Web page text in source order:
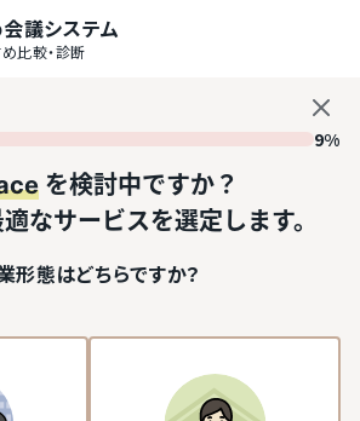
議システム
比較・診断
9%
を検討中ですか？
なサービスを選定します。
形態はどちらですか？